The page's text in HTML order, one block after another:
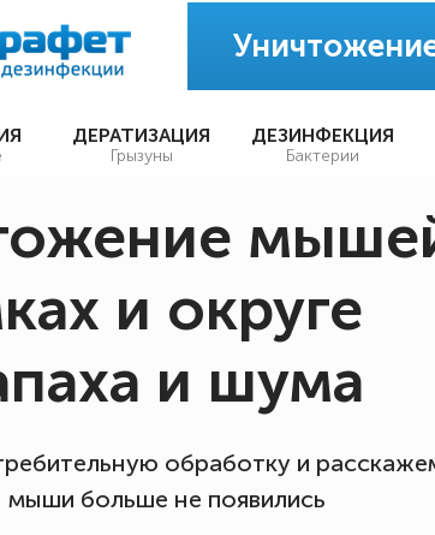
ДЕРАТИЗАЦИЯ
Грызуны
ДЕЗИНФЕКЦИЯ
Бактерии
и округе
и шума
обработку и
больше не появились